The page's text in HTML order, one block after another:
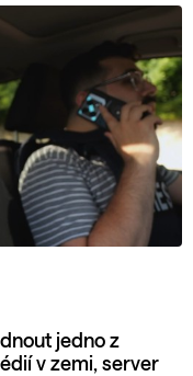
jedno z
v zemi, server